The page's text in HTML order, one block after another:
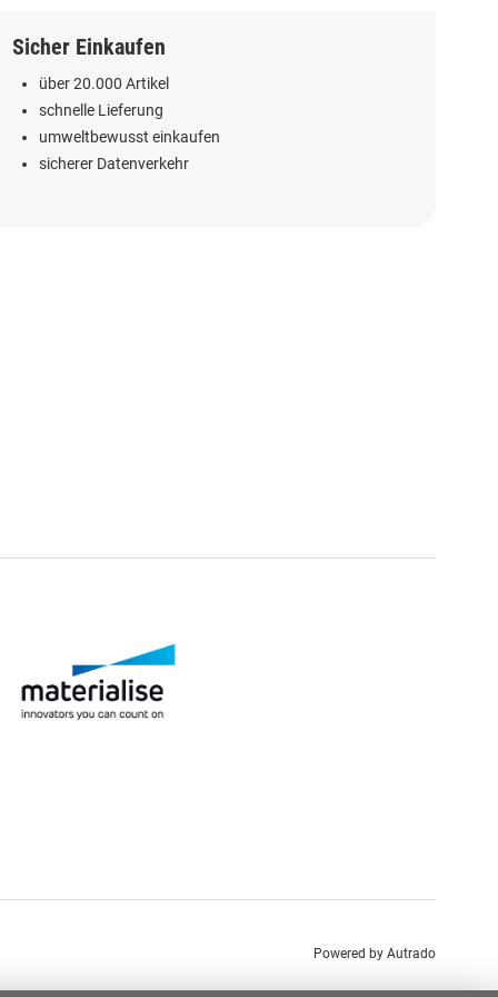
Sicher Einkaufen
über 20.000 Artikel
schnelle Lieferung
umweltbewusst einkaufen
sicherer Datenverkehr
Powered by Autrado